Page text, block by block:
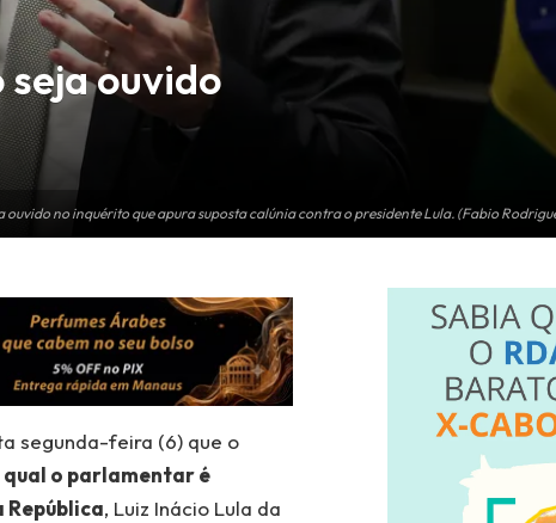
ouvido no inquérito que apura suposta calúnia contra o presidente Lula. (Fabio
seja ouvido
segunda-feira (6) que o
o parlamentar é
, Luiz Inácio Lula da